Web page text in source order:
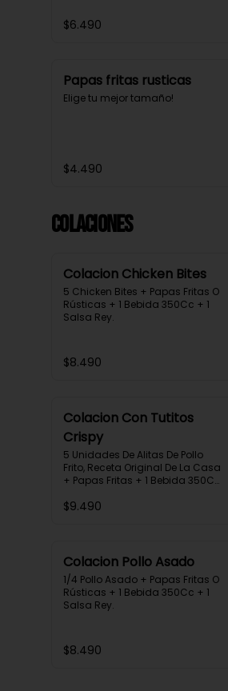
$6.490
Papas fritas rusticas
Elige tu mejor tamaño!
$4.490
Colaciones
Colacion Chicken Bites
5 Chicken Bites + Papas Fritas O
Rústicas + 1 Bebida 350Cc + 1
Salsa Rey.
$8.490
Colacion Con Tutitos
Crispy
5 Unidades De Alitas De Pollo
Frito, Receta Original De La Casa
+ Papas Fritas + 1 Bebida 350Cc
$9.490
Colacion Pollo Asado
1/4 Pollo Asado + Papas Fritas O
Rústicas + 1 Bebida 350Cc + 1
Salsa Rey.
$8.490